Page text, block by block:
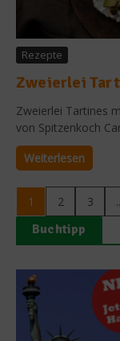
Rezepte
Zweierlei
Zweierlei Tartines
von Spitzenkoch
Weiterlesen
1 2 3
Buchtipp